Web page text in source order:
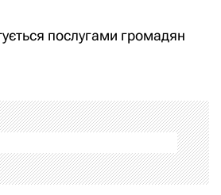
послугами громадян